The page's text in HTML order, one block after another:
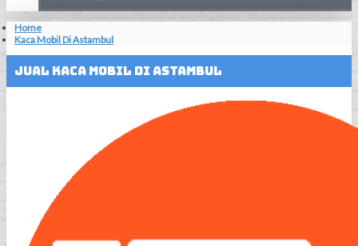
Home
Kaca Mobil Di Astambul
Jual Kaca Mobil Di Astambul